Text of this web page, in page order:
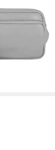
tragbar
bei dir